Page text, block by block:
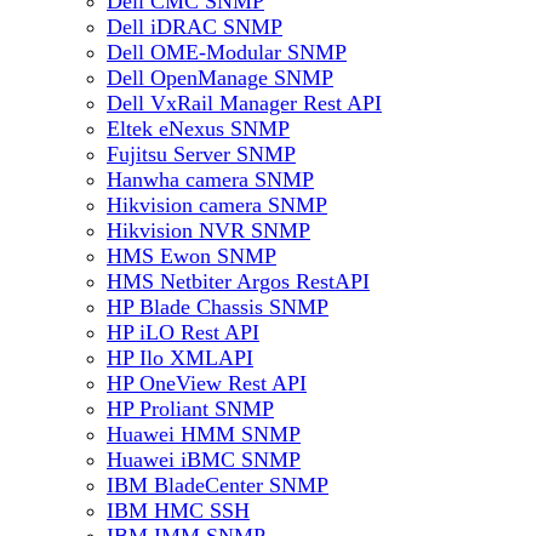
Dell iDRAC SNMP
Dell OME-Modular SNMP
Dell OpenManage SNMP
Dell VxRail Manager Rest API
Eltek eNexus SNMP
Fujitsu Server SNMP
Hanwha camera SNMP
Hikvision camera SNMP
Hikvision NVR SNMP
HMS Ewon SNMP
HMS Netbiter Argos RestAPI
HP Blade Chassis SNMP
HP iLO Rest API
HP Ilo XMLAPI
HP OneView Rest API
HP Proliant SNMP
Huawei HMM SNMP
Huawei iBMC SNMP
IBM BladeCenter SNMP
IBM HMC SSH